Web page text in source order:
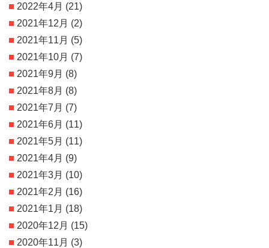
2022年4月 (21)
2021年12月 (2)
2021年11月 (5)
2021年10月 (7)
2021年9月 (8)
2021年8月 (8)
2021年7月 (7)
2021年6月 (11)
2021年5月 (11)
2021年4月 (9)
2021年3月 (10)
2021年2月 (16)
2021年1月 (18)
2020年12月 (15)
2020年11月 (3)